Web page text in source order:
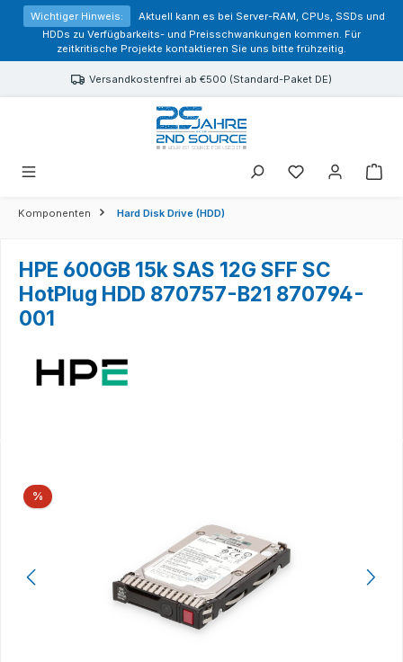
springen
Wichtiger Hinweis:
Aktuell kann es bei Server-RAM, CPUs, SSDs und
HDDs zu Verfügbarkeits- und Preisschwankungen kommen. Für
zeitkritische Projekte kontaktieren Sie uns bitte frühzeitig.
Versandkostenfrei ab €500 (Standard-Paket DE)
Sie haben 0
Komponenten Hard Disk Drive (HDD)
HPE 600GB 15k SAS 12G SFF SC
HotPlug HDD 870757-B21 870794-
001
Bildergalerie überspringen
% Rabatt